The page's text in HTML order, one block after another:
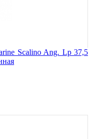
Scalino Ang. Lp 37,5